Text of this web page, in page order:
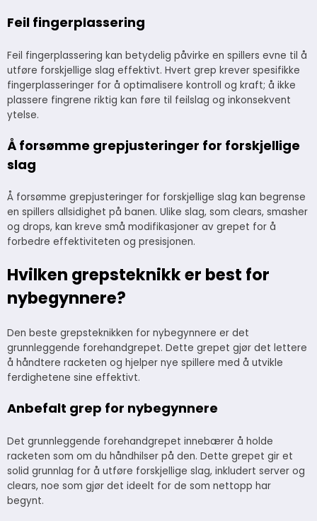
Feil fingerplassering
Feil fingerplassering kan betydelig påvirke en spillers evne til å
utføre forskjellige slag effektivt. Hvert grep krever spesifikke
fingerplasseringer for å optimalisere kontroll og kraft; å ikke
plassere fingrene riktig kan føre til feilslag og inkonsekvent
ytelse.
Å forsømme grepjusteringer for forskjellige
slag
Å forsømme grepjusteringer for forskjellige slag kan begrense
en spillers allsidighet på banen. Ulike slag, som clears, smasher
og drops, kan kreve små modifikasjoner av grepet for å
forbedre effektiviteten og presisjonen.
Hvilken grepsteknikk er best for
nybegynnere?
Den beste grepsteknikken for nybegynnere er det
grunnleggende forehandgrepet. Dette grepet gjør det lettere
å håndtere racketen og hjelper nye spillere med å utvikle
ferdighetene sine effektivt.
Anbefalt grep for nybegynnere
Det grunnleggende forehandgrepet innebærer å holde
racketen som om du håndhilser på den. Dette grepet gir et
solid grunnlag for å utføre forskjellige slag, inkludert server og
clears, noe som gjør det ideelt for de som nettopp har
begynt.